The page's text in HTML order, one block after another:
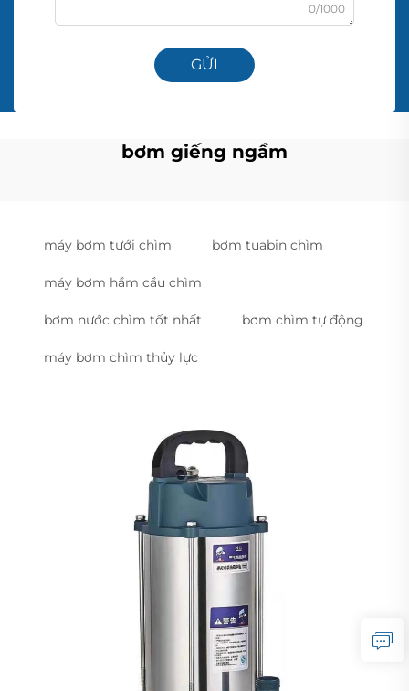
0/1000
GỬI
bơm giếng ngầm
máy bơm tưới chìm bơm tuabin chìm
máy bơm hầm cầu chìm
bơm nước chìm tốt nhất bơm chìm tự động
máy bơm chìm thủy lực